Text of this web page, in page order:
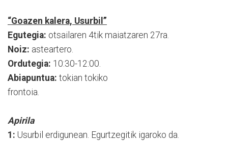
“Goazen kalera, Usurbil”
Egutegia: otsailaren 4tik maiatzaren 27ra.
Noiz: asteartero.
Ordutegia: 10:30-12:00.
Abiapuntua: tokian tokiko
frontoia.
Apirila
1: Usurbil erdigunean. Egurtzegitik igaroko da.